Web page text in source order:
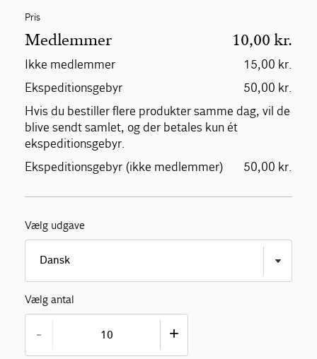
Pris
Medlemmer 10,00 kr.
Ikke medlemmer
15,00 kr.
Ekspeditionsgebyr
50,00 kr.
Hvis du bestiller flere produkter samme dag, vil de
blive sendt samlet, og der betales kun ét
ekspeditionsgebyr.
Ekspeditionsgebyr (ikke medlemmer)
50,00 kr.
Vælg udgave
Vælg antal
- +